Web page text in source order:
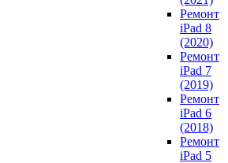
Ремонт
iPad 8
(2020)
Ремонт
iPad 7
(2019)
Ремонт
iPad 6
(2018)
Ремонт
iPad 5